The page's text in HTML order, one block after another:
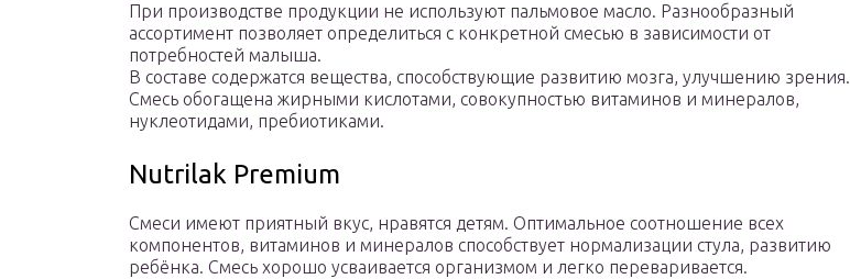
При производстве продукции не используют пальмовое масло. Разнообразный
ассортимент позволяет определиться с конкретной смесью в зависимости от
потребностей малыша.
В составе содержатся вещества, способствующие развитию мозга, улучшению зрения.
Смесь обогащена жирными кислотами, совокупностью витаминов и минералов,
нуклеотидами, пребиотиками.
Nutrilak Premium
Смеси имеют приятный вкус, нравятся детям. Оптимальное соотношение всех
компонентов, витаминов и минералов способствует нормализации стула, развитию
ребёнка. Смесь хорошо усваивается организмом и легко переваривается.